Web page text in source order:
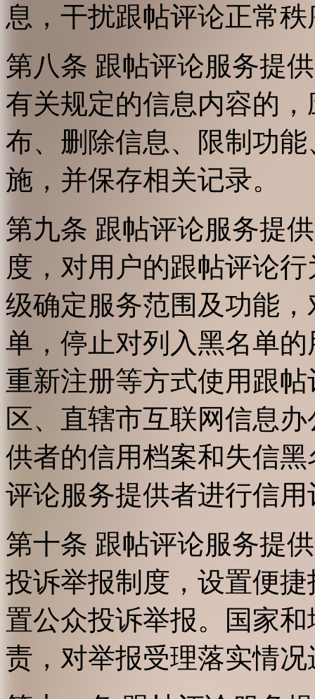
息，干扰跟帖评论正常
第八条 跟帖评论服务提
有关规定的信息内容的
布、删除信息、限制功
施，并保存相关记录。
第九条 跟帖评论服务提
度，对用户的跟帖评论
级确定服务范围及功能
单，停止对列入黑名单
重新注册等方式使用跟
区、直辖市互联网信息
供者的信用档案和失信
评论服务提供者进行信用
第十条 跟帖评论服务提
投诉举报制度，设置便
置公众投诉举报。国家
责，对举报受理落实情